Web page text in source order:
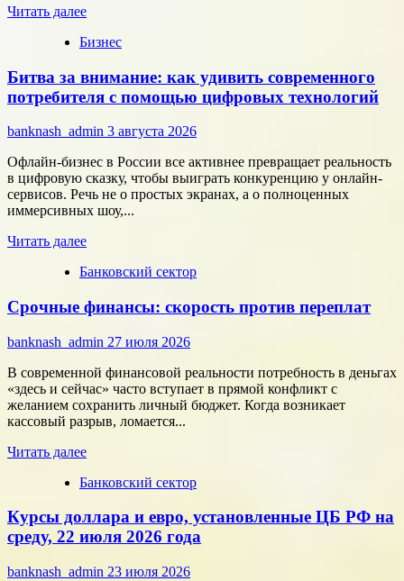
Читать далееПрочитать
о
сотрудников:
как
собрать
команду,
которая
работает
на
результат
Бизнес
Битва за внимание: как удивить современного
потребителя с помощью цифровых технологий
banknash_admin 3 августа 2026
Офлайн-бизнес в России все активнее превращает реальность
в цифровую сказку, чтобы выиграть конкуренцию у онлайн-
сервисов. Речь не о простых экранах, а о полноценных
иммерсивных шоу,...
Читать далееПрочитать
о
за
внимание:
как
удивить
современного
потребителя
с
помощью
технологий
Банковский сектор
Срочные финансы: скорость против переплат
banknash_admin 27 июля 2026
В современной финансовой реальности потребность в деньгах
«здесь и сейчас» часто вступает в прямой конфликт с
желанием сохранить личный бюджет. Когда возникает
кассовый разрыв, ломается...
Читать далееПрочитать
о
финансы:
скорость
против
переплат
Банковский сектор
Курсы доллара и евро, установленные ЦБ РФ на
среду, 22 июля 2026 года
banknash_admin 23 июля 2026